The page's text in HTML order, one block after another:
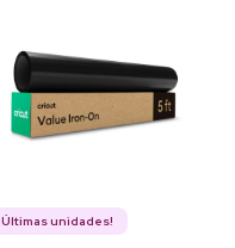
Últimas unidades!